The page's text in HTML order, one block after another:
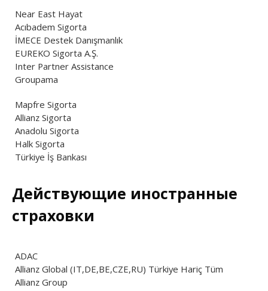
Near East Hayat
Acıbadem Sigorta
İMECE Destek Danışmanlık
EUREKO Sigorta A.Ş.
Inter Partner Assistance
Groupama
Mapfre Sigorta
Allianz Sigorta
Anadolu Sigorta
Halk Sigorta
Türkiye İş Bankası
Действующие иностранные
страховки
ADAC
Allianz Global (IT,DE,BE,CZE,RU) Türkiye Hariç Tüm
Allianz Group